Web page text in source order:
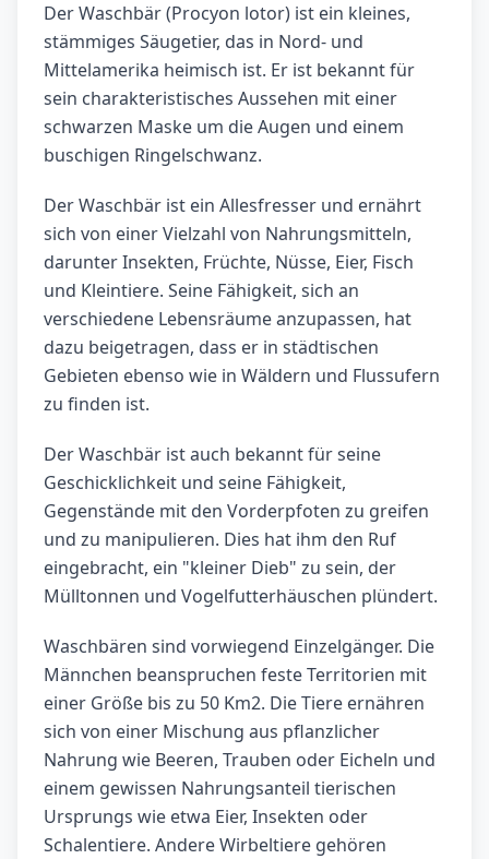
Der Waschbär (Procyon lotor) ist ein kleines,
stämmiges Säugetier, das in Nord- und
Mittelamerika heimisch ist. Er ist bekannt für
sein charakteristisches Aussehen mit einer
schwarzen Maske um die Augen und einem
buschigen Ringelschwanz.
Der Waschbär ist ein Allesfresser und ernährt
sich von einer Vielzahl von Nahrungsmitteln,
darunter Insekten, Früchte, Nüsse, Eier, Fisch
und Kleintiere. Seine Fähigkeit, sich an
verschiedene Lebensräume anzupassen, hat
dazu beigetragen, dass er in städtischen
Gebieten ebenso wie in Wäldern und Flussufern
zu finden ist.
Der Waschbär ist auch bekannt für seine
Geschicklichkeit und seine Fähigkeit,
Gegenstände mit den Vorderpfoten zu greifen
und zu manipulieren. Dies hat ihm den Ruf
eingebracht, ein "kleiner Dieb" zu sein, der
Mülltonnen und Vogelfutterhäuschen plündert.
Waschbären sind vorwiegend Einzelgänger. Die
Männchen beanspruchen feste Territorien mit
einer Größe bis zu 50 Km2. Die Tiere ernähren
sich von einer Mischung aus pflanzlicher
Nahrung wie Beeren, Trauben oder Eicheln und
einem gewissen Nahrungsanteil tierischen
Ursprungs wie etwa Eier, Insekten oder
Schalentiere. Andere Wirbeltiere gehören